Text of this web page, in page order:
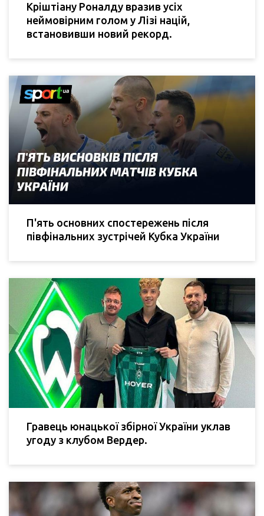
Кріштіану Роналду вразив усіх
неймовірним голом у Лізі націй,
встановивши новий рекорд.
П'ять основних спостережень після
півфінальних зустрічей Кубка України
Гравець юнацької збірної України уклав
угоду з клубом Вердер.